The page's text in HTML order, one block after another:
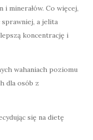
minerałów. Co więcej,
sprawniej, a jelita
koncentrację i
wahaniach poziomu
dla osób z
się na dietę